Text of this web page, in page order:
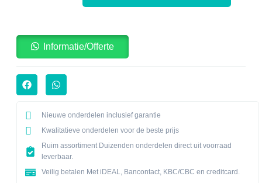
Informatie/Offerte
Nieuwe onderdelen inclusief garantie
Kwalitatieve onderdelen voor de beste prijs
Ruim assortiment Duizenden onderdelen direct uit voorraad
leverbaar.
Veilig betalen Met iDEAL, Bancontact, KBC/CBC en creditcard.